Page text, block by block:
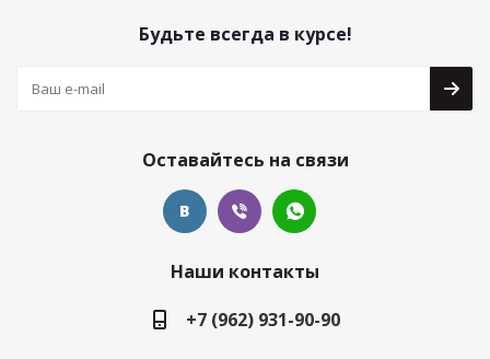
Будьте всегда в курсе!
Оставайтесь на связи
Наши контакты
+7 (962) 931-90-90